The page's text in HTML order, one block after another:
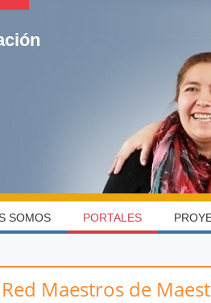
Maestros de
SOMOS PORTALES